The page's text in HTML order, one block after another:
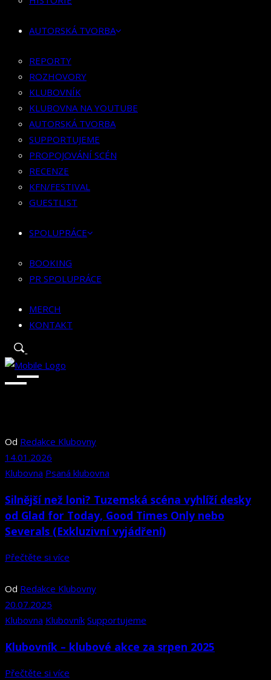
KLUBOVNA NA YOUTUBE
SUPPORTUJEME
PROPOJOVÁNÍ SCÉN
RECENZE
KFN/FESTIVAL
GUESTLIST
SPOLUPRÁCE
BOOKING
PR SPOLUPRÁCE
MERCH
AUTORSKÁ TVORBA
REPORTY
ROZHOVORY
KLUBOVNÍK
KLUBOVNA NA YOUTUBE
AUTORSKÁ TVORBA
SUPPORTUJEME
PROPOJOVÁNÍ SCÉN
RECENZE
KFN/FESTIVAL
GUESTLIST
SPOLUPRÁCE
BOOKING
PR SPOLUPRÁCE
MERCH
KONTAKT
Od Redakce Klubovny
14.01.2026
Klubovna Psaná klubovna
Silnější než loni? Tuzemská scéna vyhlíží desky
od Glad for Today, Good Times Only nebo
Severals (Exkluzivní vyjádření)
Přečtěte si více
Od Redakce Klubovny
20.07.2025
Klubovna Klubovník Supportujeme
Klubovník – klubové akce za srpen 2025
Přečtěte si více